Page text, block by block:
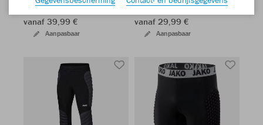
JAKO Keeperbroek
vanaf 39,99 €
Aanpasbaar
JAKO Keepershort
vanaf 29,99 €
Aanpasbaar